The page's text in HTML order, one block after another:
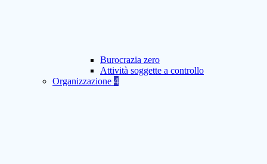
Burocrazia zero
Attività soggette a controllo
Organizzazione 4